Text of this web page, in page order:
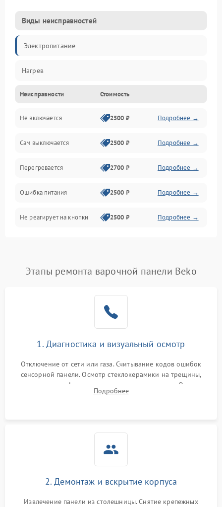
Виды неисправностей
Электропитание
Нагрев
Неисправности Стоимость
Не включается 2500 ₽ Подробнее →
Сам выключается 2500 ₽ Подробнее →
Перегревается 2700 ₽ Подробнее →
Ошибка питания 2500 ₽ Подробнее →
Не реагирует на кнопки 2500 ₽ Подробнее →
Этапы ремонта варочной панели Beko
1. Диагностика и визуальный осмотр
Отключение от сети или газа. Считывание кодов ошибок
сенсорной панели. Осмотр стеклокерамики на трещины,
проверка конфорок на равномерность нагрева. Опрос
клиента о симптомах (не включается, не видит посуду,
Подробнее
2. Демонтаж и вскрытие корпуса
Извлечение панели из столешницы. Снятие крепежных